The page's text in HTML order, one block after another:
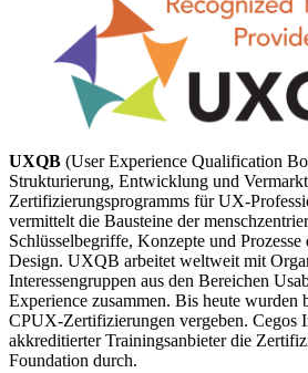
UXQB (User Experience Qualification
Strukturierung, Entwicklung und
Zertifizierungsprogramms für UX-
vermittelt die Bausteine der
Schlüsselbegriffe, Konzepte und Prozesse
Design. UXQB arbeitet weltweit mit
Interessengruppen aus den Bereichen
Experience zusammen. Bis heute wurden
CPUX-Zertifizierungen vergeben. Cegos
akkreditierter Trainingsanbieter die
Foundation durch.